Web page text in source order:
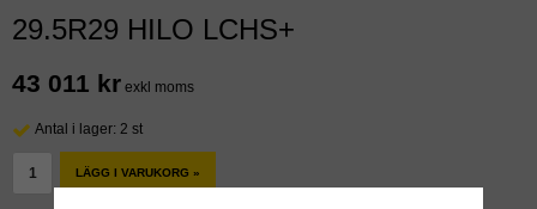
29.5R29 HILO LCHS+
43 011 kr exkl moms
Antal i lager: 2 st
LÄGG I VARUKORG »